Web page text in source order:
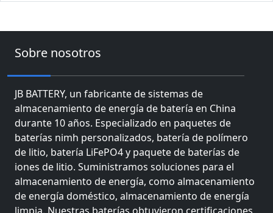
Sobre nosotros
JB BATTERY, un fabricante de sistemas de
almacenamiento de energía de batería en China
durante 10 años. Especializado en paquetes de
baterías nimh personalizados, batería de polímero
de litio, batería LiFePO4 y paquete de baterías de
iones de litio. Suministramos soluciones para el
almacenamiento de energía, como almacenamiento
de energía doméstico, almacenamiento de energía